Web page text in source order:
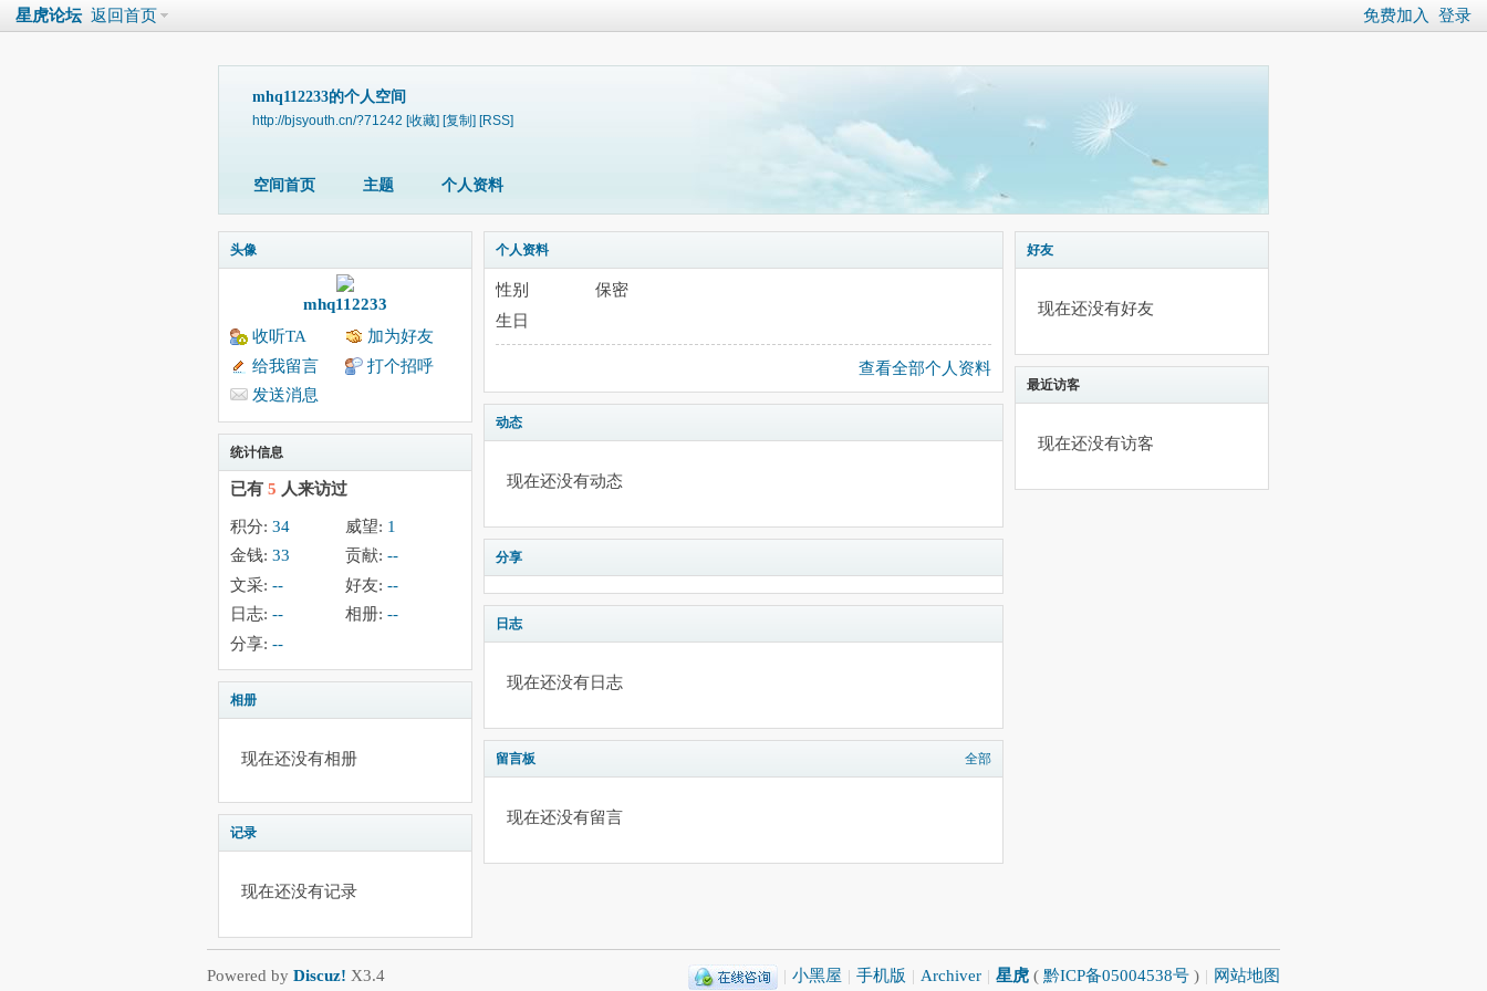
免费加入 登录
星虎论坛 返回首页
mhq112233的个人空间
http://bjsyouth.cn/?71242 [收藏] [复制] [RSS]
空间首页 主题 个人资料
头像
mhq112233
收听TA
加为好友
给我留言
打个招呼
发送消息
统计信息
已有 5 人来访过
积分: 34 威望: 1
金钱: 33 贡献: --
文采: -- 好友: --
日志: -- 相册: --
分享: --
相册
现在还没有相册
记录
现在还没有记录
个人资料
性别
保密
生日
查看全部个人资料
动态
现在还没有动态
分享
日志
现在还没有日志
留言板 全部
现在还没有留言
好友
现在还没有好友
最近访客
现在还没有访客
| 小黑屋 | 手机版 | Archiver | 星虎 ( 黔ICP备05004538号 ) | 网站地图
Powered by Discuz! X3.4